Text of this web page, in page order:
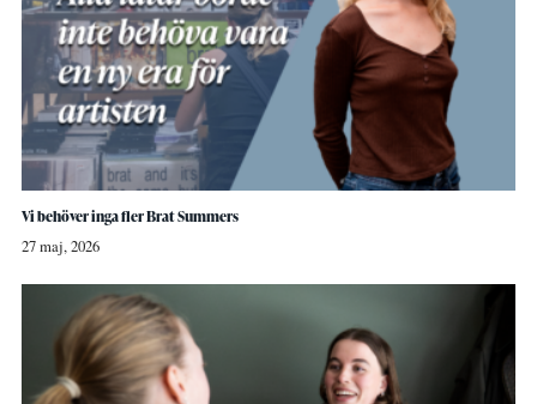
Vi behöver inga fler Brat Summers
27 maj, 2026